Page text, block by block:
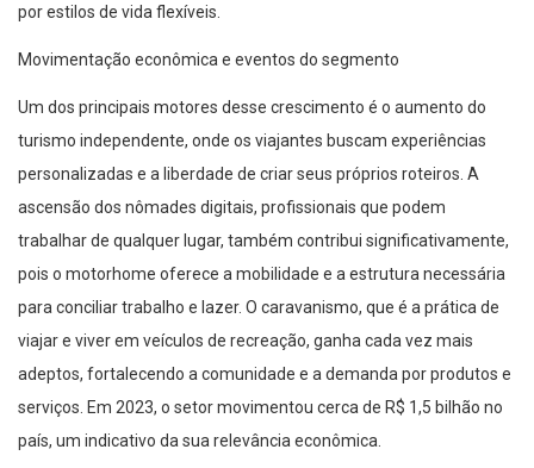
por estilos de vida flexíveis.
Movimentação econômica e eventos do segmento
Um dos principais motores desse crescimento é o aumento do
turismo independente, onde os viajantes buscam experiências
personalizadas e a liberdade de criar seus próprios roteiros. A
ascensão dos nômades digitais, profissionais que podem
trabalhar de qualquer lugar, também contribui significativamente,
pois o motorhome oferece a mobilidade e a estrutura necessária
para conciliar trabalho e lazer. O caravanismo, que é a prática de
viajar e viver em veículos de recreação, ganha cada vez mais
adeptos, fortalecendo a comunidade e a demanda por produtos e
serviços. Em 2023, o setor movimentou cerca de R$ 1,5 bilhão no
país, um indicativo da sua relevância econômica.